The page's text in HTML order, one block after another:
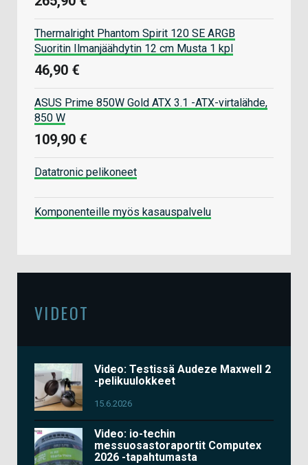
Thermalright Phantom Spirit 120 SE ARGB
Suoritin Ilmanjäähdytin 12 cm Musta 1 kpl
46,90 €
ASUS Prime 850W Gold ATX 3.1 -ATX-virtalähde,
850 W
109,90 €
Datatronic pelikoneet
Komponenteille myös kasauspalvelu
VIDEOT
Video: Testissä Audeze Maxwell 2
-pelikuulokkeet
15.6.2026
Video: io-techin
messuosastoraportit Computex
2026 -tapahtumasta